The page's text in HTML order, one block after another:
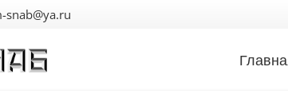
snab@ya.ru